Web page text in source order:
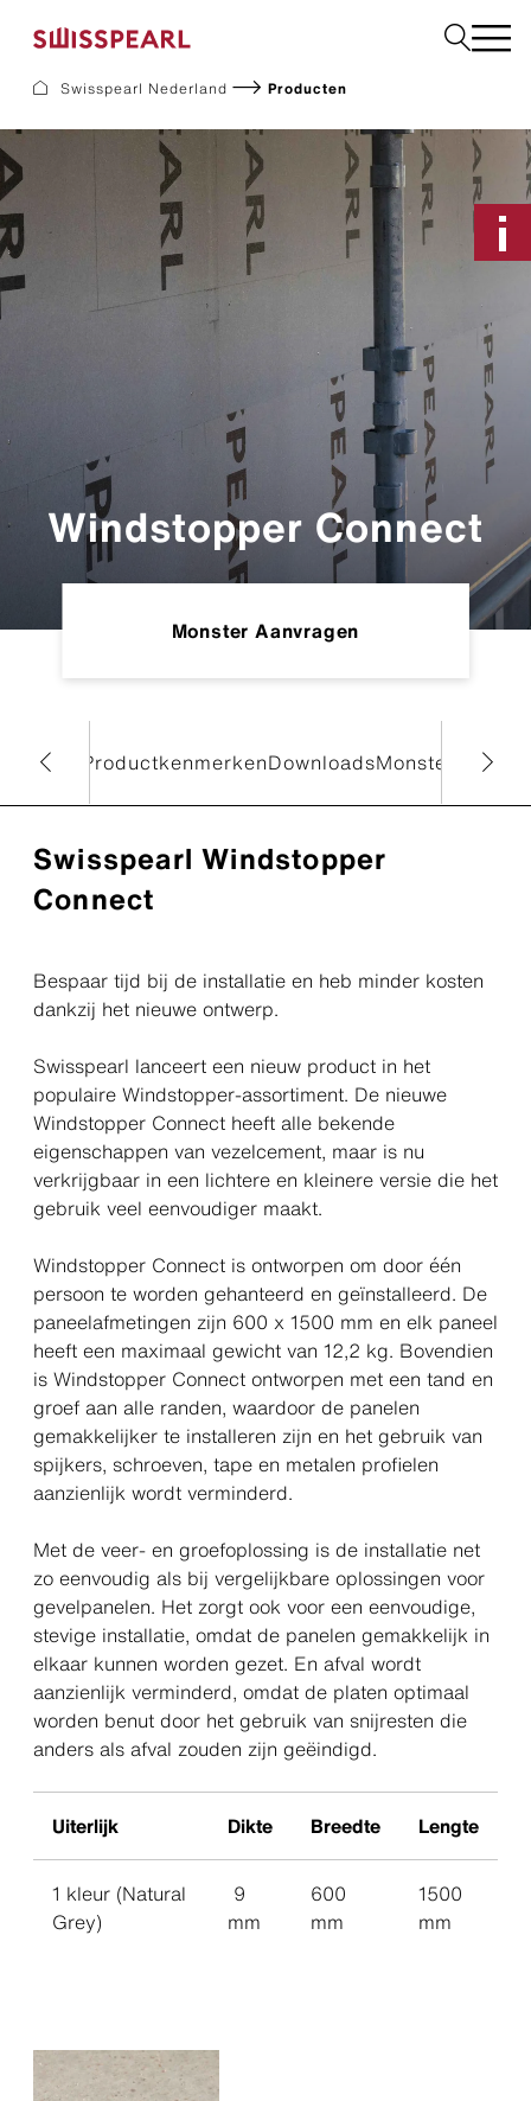
Duurzaamheid
Gevel
Downloads
Swisspearl Nederland Producten
Windstopper Connect
Monster Aanvragen
data ProductkenmerkenDownloadsMonster
Swisspearl Windstopper
Connect
Bespaar tijd bij de installatie en heb minder kosten
dankzij het nieuwe ontwerp.
Swisspearl lanceert een nieuw product in het
populaire Windstopper-assortiment. De nieuwe
Windstopper Connect heeft alle bekende
eigenschappen van vezelcement, maar is nu
verkrijgbaar in een lichtere en kleinere versie die het
gebruik veel eenvoudiger maakt.
Windstopper Connect is ontworpen om door één
persoon te worden gehanteerd en geïnstalleerd. De
paneelafmetingen zijn 600 x 1500 mm en elk paneel
heeft een maximaal gewicht van 12,2 kg. Bovendien
is Windstopper Connect ontworpen met een tand en
groef aan alle randen, waardoor de panelen
gemakkelijker te installeren zijn en het gebruik van
spijkers, schroeven, tape en metalen profielen
aanzienlijk wordt verminderd.
Met de veer- en groefoplossing is de installatie net
zo eenvoudig als bij vergelijkbare oplossingen voor
gevelpanelen. Het zorgt ook voor een eenvoudige,
stevige installatie, omdat de panelen gemakkelijk in
elkaar kunnen worden gezet. En afval wordt
aanzienlijk verminderd, omdat de platen optimaal
worden benut door het gebruik van snijresten die
anders als afval zouden zijn geëindigd.
Uiterlijk Dikte Breedte Lengte
1 kleur (Natural
Grey)
9
mm
600
mm
1500
mm